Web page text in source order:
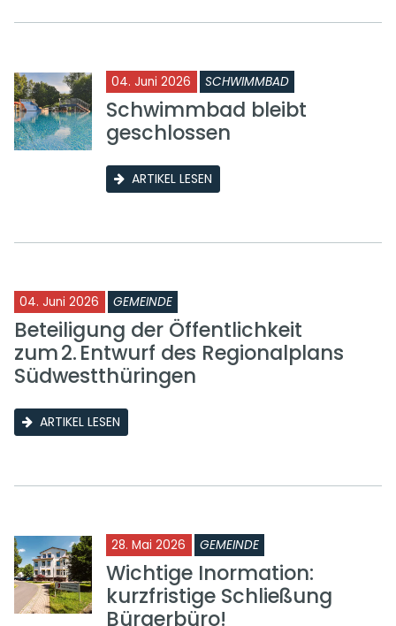
04. Juni 2026 SCHWIMMBAD
Schwimmbad bleibt
geschlossen
ARTIKEL LESEN
04. Juni 2026 GEMEINDE
Beteiligung der Öffentlichkeit
zum 2. Entwurf des Regionalplans
Südwestthüringen
ARTIKEL LESEN
28. Mai 2026 GEMEINDE
Wichtige Inormation:
kurzfristige Schließung
Bürgerbüro!